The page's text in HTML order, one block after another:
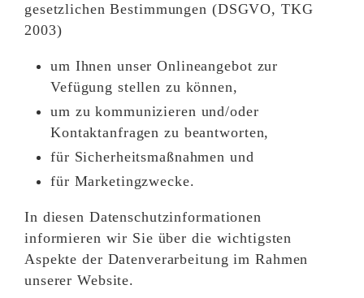
gesetzlichen Bestimmungen (DSGVO, TKG
2003)
um Ihnen unser Onlineangebot zur
Vefügung stellen zu können,
um zu kommunizieren und/oder
Kontaktanfragen zu beantworten,
für Sicherheitsmaßnahmen und
für Marketingzwecke.
In diesen Datenschutzinformationen
informieren wir Sie über die wichtigsten
Aspekte der Datenverarbeitung im Rahmen
unserer Website.